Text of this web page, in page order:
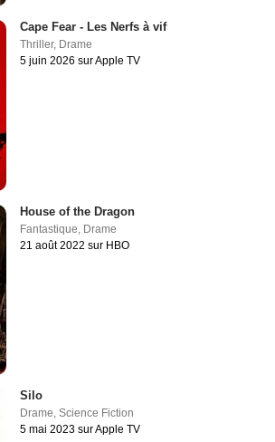
Cape Fear - Les Nerfs à vif
Thriller, Drame
5 juin 2026 sur Apple TV
House of the Dragon
Fantastique Drame
21 août 2022 sur HBO
Silo
Drame,Science Fiction
5 mai 2023 sur Apple TV